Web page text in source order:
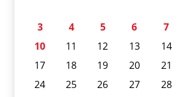
3
4 5 6 7
10
11 12 13 14
17
18 19 20 21
24
25 26 27 28